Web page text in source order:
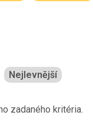
Nejlevnější
zadaného kritéria.